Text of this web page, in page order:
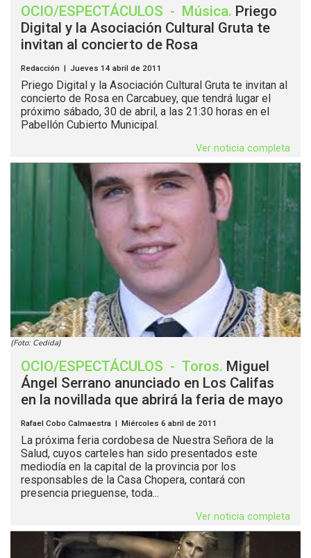
OCIO/ESPECTÁCULOS - Música. Priego
Digital y la Asociación Cultural Gruta te
invitan al concierto de Rosa
Redacción | Jueves 14 abril de 2011
Priego Digital y la Asociación Cultural Gruta te invitan al
concierto de Rosa en Carcabuey, que tendrá lugar el
próximo sábado, 30 de abril, a las 21:30 horas en el
Pabellón Cubierto Municipal.
Ver noticia completa
(Foto: Cedida)
OCIO/ESPECTÁCULOS - Toros. Miguel
Ángel Serrano anunciado en Los Califas
en la novillada que abrirá la feria de mayo
Rafael Cobo Calmaestra | Miércoles 6 abril de 2011
La próxima feria cordobesa de Nuestra Señora de la
Salud, cuyos carteles han sido presentados este
mediodía en la capital de la provincia por los
responsables de la Casa Chopera, contará con
presencia prieguense, toda...
Ver noticia completa